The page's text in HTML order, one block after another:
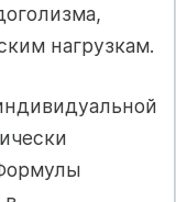
нагрузкам.